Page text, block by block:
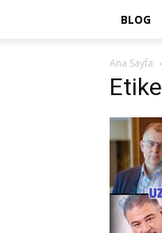
BLOG
Ana Sayfa